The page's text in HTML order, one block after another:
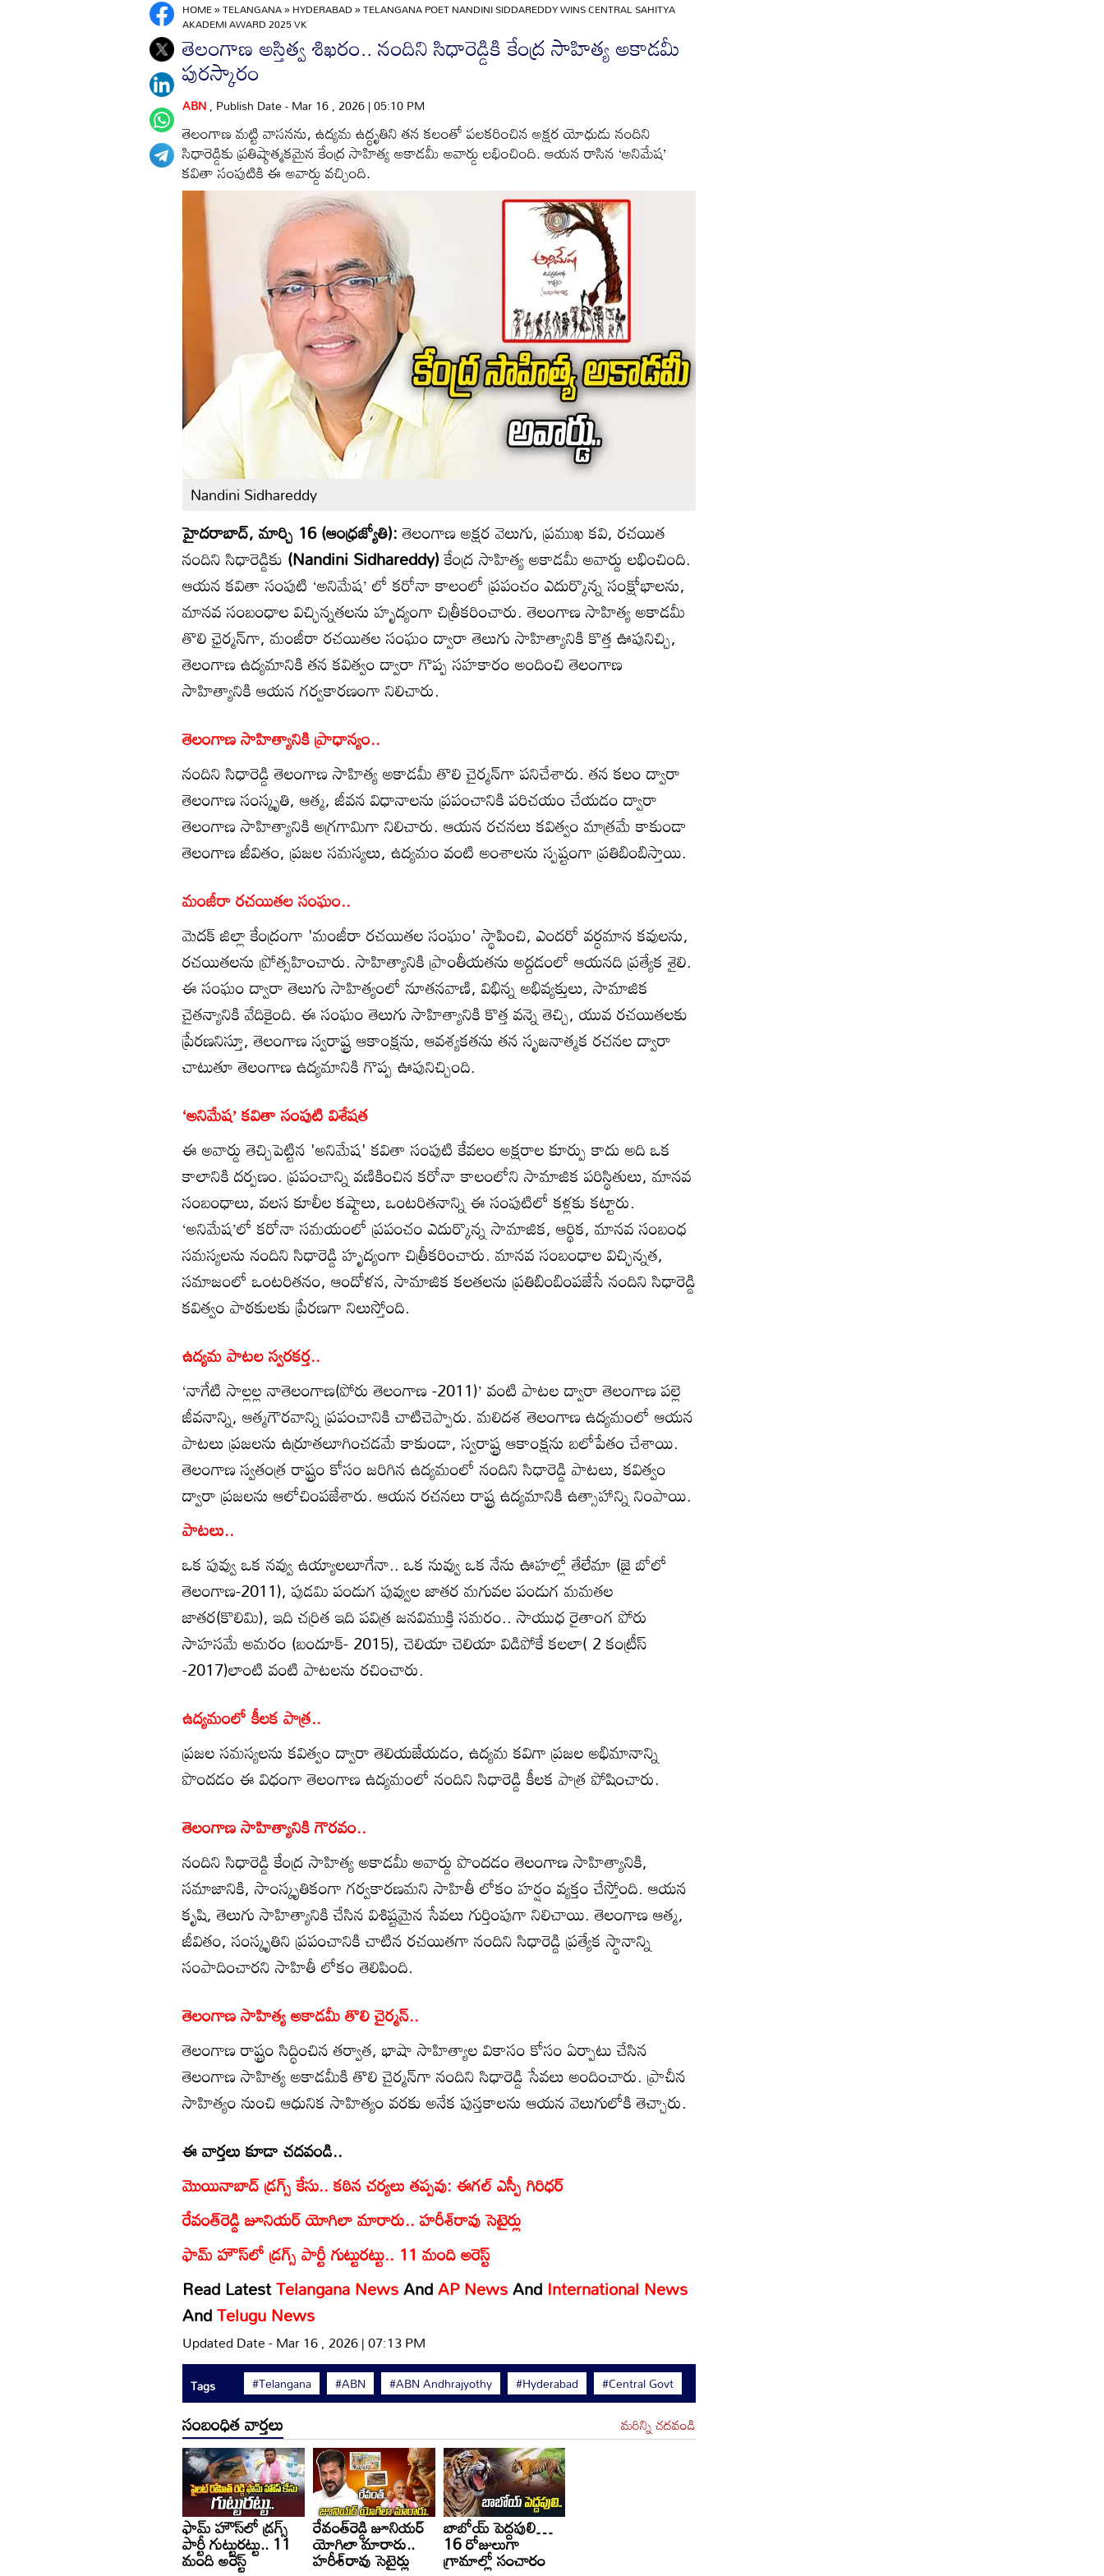
HOME»TELANGANA»HYDERABAD»TELANGANA POET NANDINI SIDDAREDDY WINS CENTRAL SAHITYA
AKADEMI AWARD 2025 VK
తెలంగాణ అస్తిత్వ శిఖరం.. నందిని సిధారెడ్డికి కేంద్ర సాహిత్య అకాడమీ
పురస్కారం
ABN, Publish Date - Mar 16 , 2026 | 05:10 PM
తెలంగాణ మట్టి వాసనను, ఉద్యమ ఉద్ధృతిని తన కలంతో పలకరించిన అక్షర యోధుడు నందిని
సిధారెడ్డికు ప్రతిష్ఠాత్మకమైన కేంద్ర సాహిత్య అకాడమీ అవార్డు లభించింది. ఆయన రాసిన ‘అనిమేష’
కవితా సంపుటికి ఈ అవార్డు వచ్చింది.
Nandini Sidhareddy
హైదరాబాద్, మార్చి 16 (ఆంధ్రజ్యోతి):తెలంగాణ అక్షర వెలుగు, ప్రముఖ కవి, రచయిత
నందిని సిధారెడ్డికు (Nandini Sidhareddy)కేంద్ర సాహిత్య అకాడమీ అవార్డు లభించింది.
ఆయన కవితా సంపుటి ‘అనిమేష’ లో కరోనా కాలంలో ప్రపంచం ఎదుర్కొన్న సంక్షోభాలను,
మానవ సంబంధాల విచ్ఛిన్నతలను హృద్యంగా చిత్రీకరించారు. తెలంగాణ సాహిత్య అకాడమీ
తొలి ఛైర్మన్‌గా, మంజీరా రచయితల సంఘం ద్వారా తెలుగు సాహిత్యానికి కొత్త ఊపునిచ్చి,
తెలంగాణ ఉద్యమానికి తన కవిత్వం ద్వారా గొప్ప సహకారం అందించి తెలంగాణ
సాహిత్యానికి ఆయన గర్వకారణంగా నిలిచారు.
తెలంగాణ సాహిత్యానికి ప్రాధాన్యం..
నందిని సిధారెడ్డి తెలంగాణ సాహిత్య అకాడమీ తొలి చైర్మన్‌గా పనిచేశారు. తన కలం ద్వారా
తెలంగాణ సంస్కృతి, ఆత్మ, జీవన విధానాలను ప్రపంచానికి పరిచయం చేయడం ద్వారా
తెలంగాణ సాహిత్యానికి అగ్రగామిగా నిలిచారు. ఆయన రచనలు కవిత్వం మాత్రమే కాకుండా
తెలంగాణ జీవితం, ప్రజల సమస్యలు, ఉద్యమం వంటి అంశాలను స్పష్టంగా ప్రతిబింబిస్తాయి.
మంజీరా రచయితల సంఘం..
మెదక్ జిల్లా కేంద్రంగా 'మంజీరా రచయితల సంఘం' స్థాపించి, ఎందరో వర్ధమాన కవులను,
రచయితలను ప్రోత్సహించారు. సాహిత్యానికి ప్రాంతీయతను అద్దడంలో ఆయనది ప్రత్యేక శైలి.
ఈ సంఘం ద్వారా తెలుగు సాహిత్యంలో నూతనవాణి, విభిన్న అభివ్యక్తులు, సామాజిక
చైతన్యానికి వేదికైంది. ఈ సంఘం తెలుగు సాహిత్యానికి కొత్త వన్నె తెచ్చి, యువ రచయితలకు
ప్రేరణనిస్తూ, తెలంగాణ స్వరాష్ట్ర ఆకాంక్షను, ఆవశ్యకతను తన సృజనాత్మక రచనల ద్వారా
చాటుతూ తెలంగాణ ఉద్యమానికి గొప్ప ఊపునిచ్చింది.
‘అనిమేష’ కవితా సంపుటి విశేషత
ఈ అవార్డు తెచ్చిపెట్టిన 'అనిమేష' కవితా సంపుటి కేవలం అక్షరాల కూర్పు కాదు అది ఒక
కాలానికి దర్పణం. ప్రపంచాన్ని వణికించిన కరోనా కాలంలోని సామాజిక పరిస్థితులు, మానవ
సంబంధాలు, వలస కూలీల కష్టాలు, ఒంటరితనాన్ని ఈ సంపుటిలో కళ్లకు కట్టారు.
‘అనిమేష’లో కరోనా సమయంలో ప్రపంచం ఎదుర్కొన్న సామాజిక, ఆర్థిక, మానవ సంబంధ
సమస్యలను నందిని సిధారెడ్డి హృద్యంగా చిత్రీకరించారు. మానవ సంబంధాల విచ్ఛిన్నత,
సమాజంలో ఒంటరితనం, ఆందోళన, సామాజిక కలతలను ప్రతిబింబింపజేసే నందిని సిధారెడ్డి
కవిత్వం పాఠకులకు ప్రేరణగా నిలుస్తోంది.
ఉద్యమ పాటల స్వరకర్త..
‘నాగేటి సాల్లల్ల నాతెలంగాణ(పోరు తెలంగాణ -2011)’ వంటి పాటల ద్వారా తెలంగాణ పల్లె
జీవనాన్ని, ఆత్మగౌరవాన్ని ప్రపంచానికి చాటిచెప్పారు. మలిదశ తెలంగాణ ఉద్యమంలో ఆయన
పాటలు ప్రజలను ఉర్రూతలూగించడమే కాకుండా, స్వరాష్ట్ర ఆకాంక్షను బలోపేతం చేశాయి.
తెలంగాణ స్వతంత్ర రాష్ట్రం కోసం జరిగిన ఉద్యమంలో నందిని సిధారెడ్డి పాటలు, కవిత్వం
ద్వారా ప్రజలను ఆలోచింపజేశారు. ఆయన రచనలు రాష్ట్ర ఉద్యమానికి ఉత్సాహాన్ని నింపాయి.
పాటలు..
ఒక పువ్వు ఒక నవ్వు ఉయ్యాలలూగేనా.. ఒక నువ్వు ఒక నేను ఊహల్లో తేలేమా (జై బోలో
తెలంగాణ-2011), పుడమి పండుగ పువ్వుల జాతర మగువల పండుగ మమతల
జాతర(కొలిమి), ఇది చర్రిత ఇది పవిత్ర జనవిముక్తి సమరం.. సాయుధ రైతాంగ పోరు
సాహసమే అమరం (బందూక్- 2015), చెలియా చెలియా విడిపోకే కలలా( 2 కంట్రీస్
-2017)లాంటి వంటి పాటలను రచించారు.
ఉద్యమంలో కీలక పాత్ర..
ప్రజల సమస్యలను కవిత్వం ద్వారా తెలియజేయడం, ఉద్యమ కవిగా ప్రజల అభిమానాన్ని
పొందడం ఈ విధంగా తెలంగాణ ఉద్యమంలో నందిని సిధారెడ్డి కీలక పాత్ర పోషించారు.
తెలంగాణ సాహిత్యానికి గౌరవం..
నందిని సిధారెడ్డి కేంద్ర సాహిత్య అకాడమీ అవార్డు పొందడం తెలంగాణ సాహిత్యానికి,
సమాజానికి, సాంస్కృతికంగా గర్వకారణమని సాహితీ లోకం హర్షం వ్యక్తం చేస్తోంది. ఆయన
కృషి, తెలుగు సాహిత్యానికి చేసిన విశిష్టమైన సేవలు గుర్తింపుగా నిలిచాయి. తెలంగాణ ఆత్మ,
జీవితం, సంస్కృతిని ప్రపంచానికి చాటిన రచయితగా నందిని సిధారెడ్డి ప్రత్యేక స్థానాన్ని
సంపాదించారని సాహితీ లోకం తెలిపింది.
తెలంగాణ సాహిత్య అకాడమీ తొలి చైర్మన్..
తెలంగాణ రాష్ట్రం సిద్ధించిన తర్వాత, భాషా సాహిత్యాల వికాసం కోసం ఏర్పాటు చేసిన
తెలంగాణ సాహిత్య అకాడమీకి తొలి చైర్మన్‌గా నందిని సిధారెడ్డి సేవలు అందించారు. ప్రాచీన
సాహిత్యం నుంచి ఆధునిక సాహిత్యం వరకు అనేక పుస్తకాలను ఆయన వెలుగులోకి తెచ్చారు.
ఈ వార్తలు కూడా చదవండి..
మొయినాబాద్‌ డ్రగ్స్ కేసు.. కఠిన చర్యలు తప్పవు: ఈగల్‌ ఎస్పీ గిరిధర్‌
రేవంత్‌రెడ్డి జూనియర్ యోగిలా మారారు.. హరీశ్‌రావు సెటైర్లు
ఫామ్ హౌస్‌లో డ్రగ్స్ పార్టీ గుట్టురట్టు.. 11 మంది అరెస్ట్
Read LatestTelangana NewsAndAP NewsAnd International News
AndTelugu News
Updated Date - Mar 16 , 2026 | 07:13 PM
Tags #Telangana #ABN #ABN Andhrajyothy #Hyderabad #Central Govt
సంబంధిత వార్తలు మరిన్ని చదవండి
ఫామ్ హౌస్‌లో డ్రగ్స్
పార్టీ గుట్టురట్టు.. 11
మంది అరెస్ట్
రేవంత్‌రెడ్డి జూనియర్
యోగిలా మారారు..
హరీశ్‌రావు సెటైర్లు
బాబోయ్ పెద్దపులి…
16 రోజులుగా
గ్రామాల్లో సంచారం